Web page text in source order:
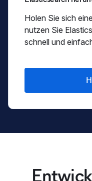
Holen Sie sich
nutzen Sie
schnell und